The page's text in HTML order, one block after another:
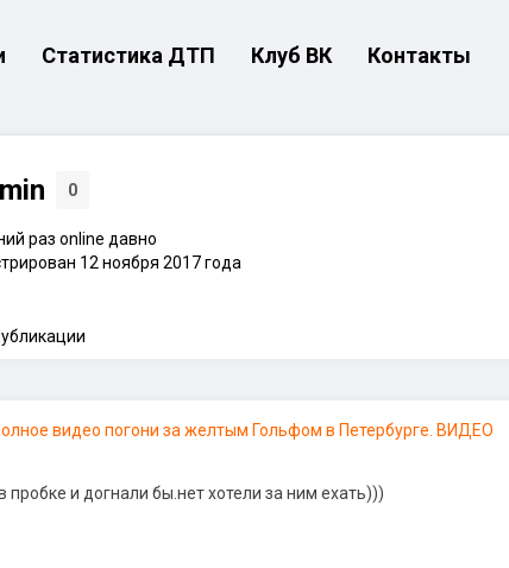
Статистика ДТП Клуб ВК Контакты
0
раз online давно
12 ноября 2017 года
видео погони за желтым Гольфом в Петербурге. ВИДЕО
и догнали бы.нет хотели за ним ехать)))